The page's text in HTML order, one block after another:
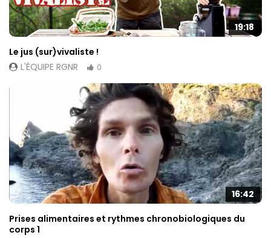
19:18
Le jus (sur)vivaliste !
L'ÉQUIPE RGNR
0
16:42
Prises alimentaires et rythmes chronobiologiques du
corps 1